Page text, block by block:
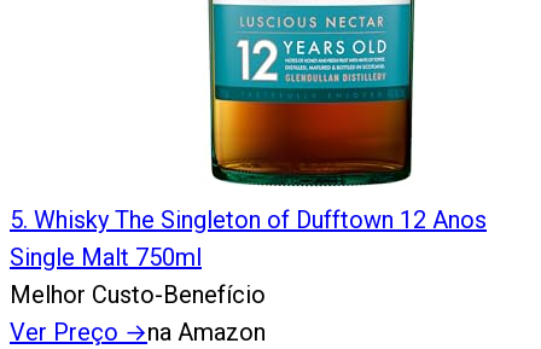
5. Whisky The Singleton of Dufftown 12 Anos
Single Malt 750ml
Melhor Custo-Benefício
Ver Preço →na Amazon